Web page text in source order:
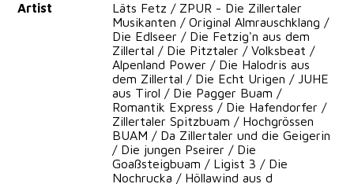
Artist
Läts Fetz / ZPUR - Die Zillertaler
Musikanten / Original Almrauschklang /
Die Edlseer / Die Fetzig'n aus dem
Zillertal / Die Pitztaler / Volksbeat /
Alpenland Power / Die Halodris aus
dem Zillertal / Die Echt Urigen / JUHE
aus Tirol / Die Pagger Buam /
Romantik Express / Die Hafendorfer /
Zillertaler Spitzbuam / Hochgrössen
BUAM / Da Zillertaler und die Geigerin
/ Die jungen Pseirer / Die
Goaßsteigbuam / Ligist 3 / Die
Nochrucka / Höllawind aus d